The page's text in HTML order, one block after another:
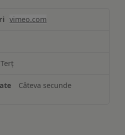
vimeo.com
Terț
Câteva secunde